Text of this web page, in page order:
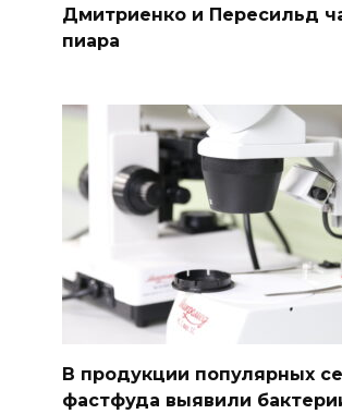
Дмитриенко и Пересильд
пиара
В продукции популярных
фастфуда выявили